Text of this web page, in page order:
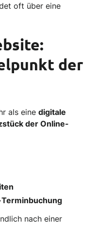
oft über eine
der
als eine digitale
der Online-
nach einer